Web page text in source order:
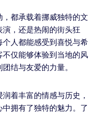
都承载着挪威独特的文
，还是热闹的街头狂
人都能感受到喜悦与希
仅能够体验到当地的风
结与友爱的力量。
着丰富的情感与历史，
拥有了独特的魅力。了